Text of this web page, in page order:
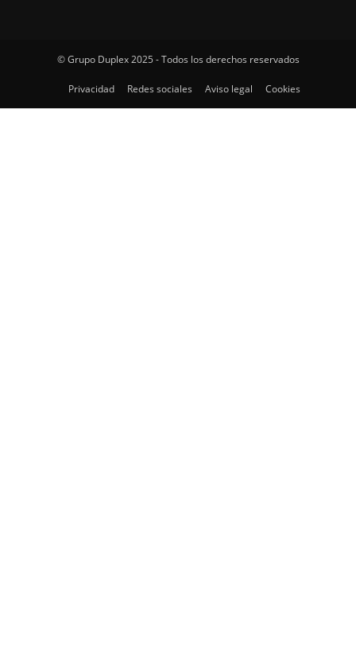
© Grupo Duplex 2025 - Todos los derechos reservados
Privacidad Redes sociales Aviso legal Cookies